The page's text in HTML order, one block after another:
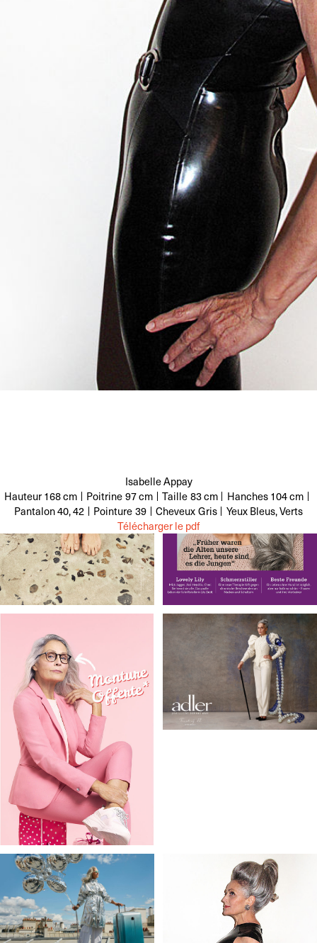
Isabelle Appay
Hauteur 168 cm Poitrine97 cm Taille83 cm Hanches104 cm
Pantalon40, 42 Pointure39 CheveuxGris YeuxBleus, Verts
Télécharger le pdf
Isabelle Appay
97 cm 83 cm
104 cm
Pointure39 Gris
Bleus, Verts
Télécharger le pdf